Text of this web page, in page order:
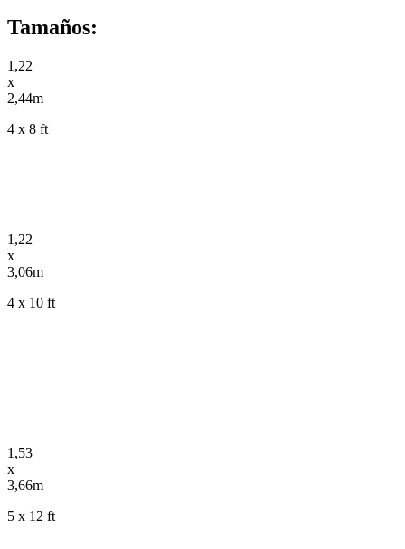
Tamaños:
1,22
x
2,44m
4 x 8 ft
1,22
x
3,06m
4 x 10 ft
1,53
x
3,66m
5 x 12 ft